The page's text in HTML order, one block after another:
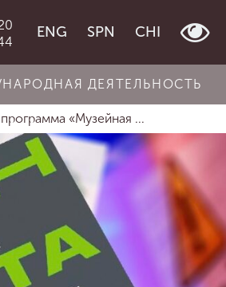
ENG SPN CHI
ДЕЯТЕЛЬНОСТЬ
«Музейная ...